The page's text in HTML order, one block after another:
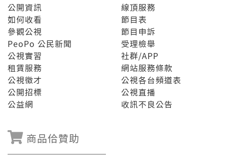
公開資訊
如何收看
參觀公視
PeoPo 公民新聞
公視實習
租賃服務
公視徵才
公開招標
公益網
線頂服務
節目表
節目申訴
受理檢舉
社群/APP
網站服務條款
公視各台頻道表
公視直播
收訊不良公告
商品佮贊助